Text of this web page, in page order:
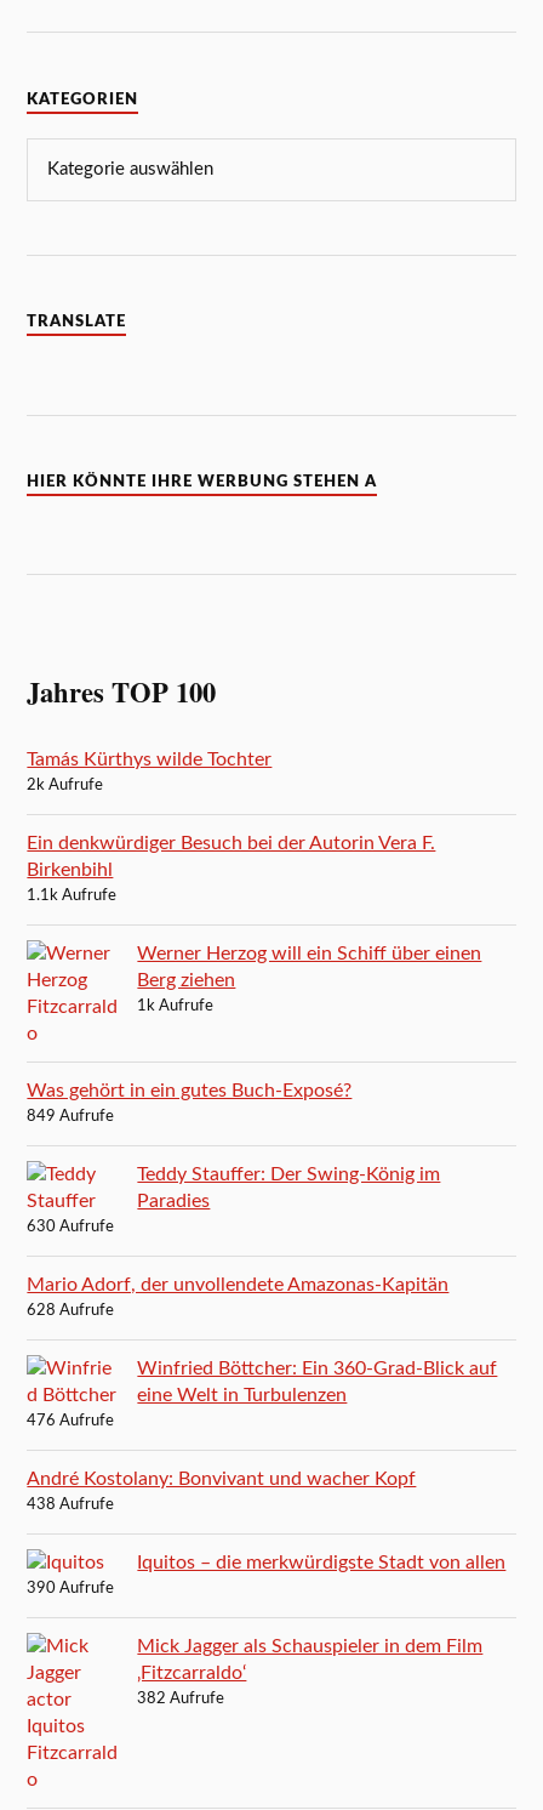
KATEGORIEN
TRANSLATE
HIER KÖNNTE IHRE WERBUNG STEHEN A
Jahres TOP 100
Tamás Kürthys wilde Tochter
2k Aufrufe
Ein denkwürdiger Besuch bei der Autorin Vera F.
Birkenbihl
1.1k Aufrufe
Werner Herzog will ein Schiff über einen
Berg ziehen
1k Aufrufe
Was gehört in ein gutes Buch-Exposé?
849 Aufrufe
Teddy Stauffer: Der Swing-König im
Paradies
630 Aufrufe
Mario Adorf, der unvollendete Amazonas-Kapitän
628 Aufrufe
Winfried Böttcher: Ein 360-Grad-Blick auf
eine Welt in Turbulenzen
476 Aufrufe
André Kostolany: Bonvivant und wacher Kopf
438 Aufrufe
Iquitos – die merkwürdigste Stadt von allen
390 Aufrufe
Mick Jagger als Schauspieler in dem Film
‚Fitzcarraldo‘
382 Aufrufe